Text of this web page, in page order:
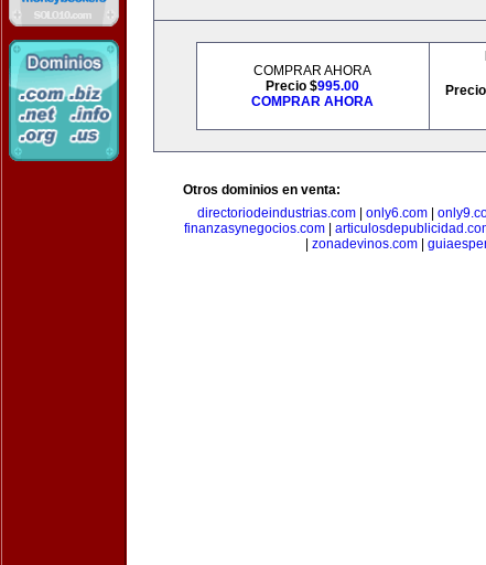
COMPRAR AHORA
Precio $995.00
COMPRAR AHORA
Otros dominios en venta:
directoriodeindustrias.com| only6.com|
finanzasynegocios.com|
zonadevinos.com|